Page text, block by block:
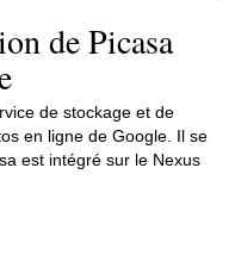
de Picasa
de stockage et de
en ligne de Google. Il se
est intégré sur le Nexus